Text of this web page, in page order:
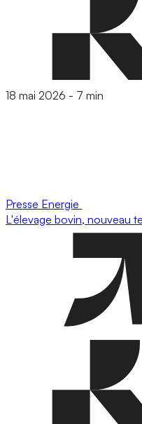
18 mai 2026 - 7 min
Presse Energie
L'élevage bovin, nouveau